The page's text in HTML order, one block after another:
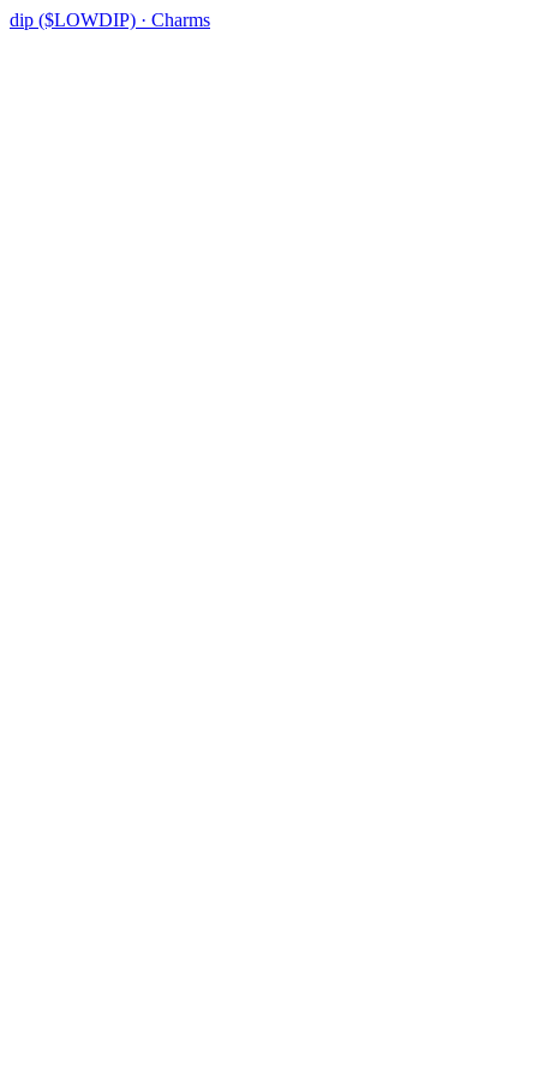
dip ($LOWDIP) · Charms